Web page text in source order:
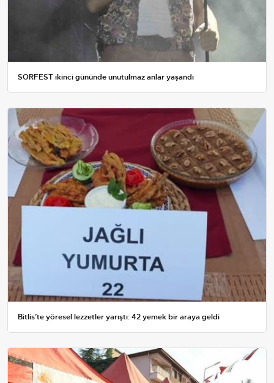
SORFEST ikinci gününde unutulmaz anlar yaşandı
Bitlis’te yöresel lezzetler yarıştı: 42 yemek bir araya geldi